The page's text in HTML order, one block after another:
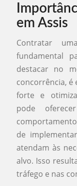
em Assis
Contratar
fundamental
destacar no
concorrência, é
forte e
pode
de
atendam às
alvo. Isso
tráfego e nas